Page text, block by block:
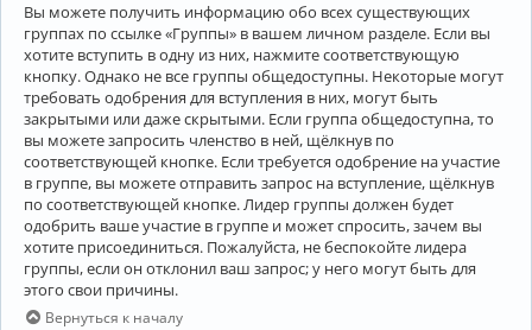
Вы можете получить информацию обо всех существующих
группах по ссылке «Группы» в вашем личном разделе. Если вы
хотите вступить в одну из них, нажмите соответствующую
кнопку. Однако не все группы общедоступны. Некоторые могут
требовать одобрения для вступления в них, могут быть
закрытыми или даже скрытыми. Если группа общедоступна, то
вы можете запросить членство в ней, щёлкнув по
соответствующей кнопке. Если требуется одобрение на участие
в группе, вы можете отправить запрос на вступление, щёлкнув
по соответствующей кнопке. Лидер группы должен будет
одобрить ваше участие в группе и может спросить, зачем вы
хотите присоединиться. Пожалуйста, не беспокойте лидера
группы, если он отклонил ваш запрос; у него могут быть для
этого свои причины.
Вернуться к началу